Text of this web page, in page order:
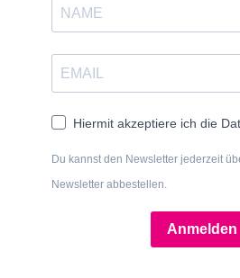
Hiermit akzeptiere ich die
Du kannst den Newsletter jederzeit
Newsletter abbestellen.
Anmelden